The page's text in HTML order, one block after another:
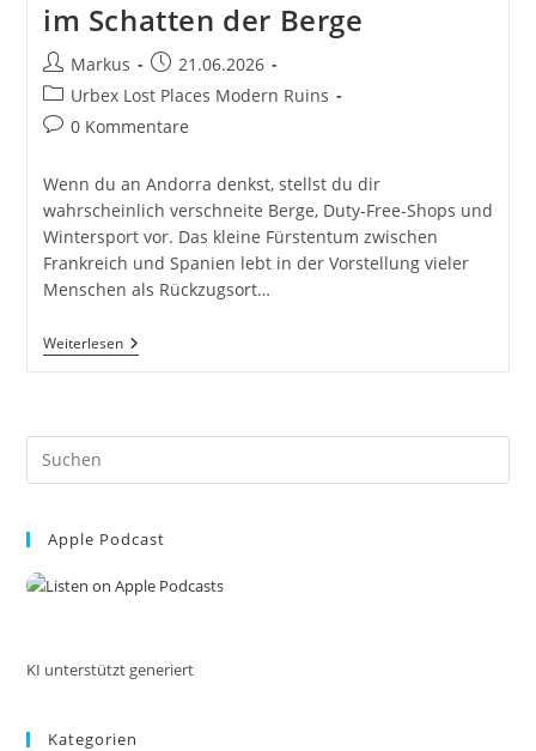
im Schatten der Berge
Beitrags-
Autor:
Markus
Beitrag
veröffentlicht:
21.06.2026
Beitrags-
Kategorie:
Urbex Lost Places Modern Ruins
Beitrags-
0 Kommentare
Wenn du an Andorra denkst, stellst du dir
wahrscheinlich verschneite Berge, Duty-Free-Shops und
Wintersport vor. Das kleine Fürstentum zwischen
Frankreich und Spanien lebt in der Vorstellung vieler
Menschen als Rückzugsort…
WeiterlesenAndorra
–
Schatten
Berge
Apple Podcast
KI unterstützt generiert
Kategorien